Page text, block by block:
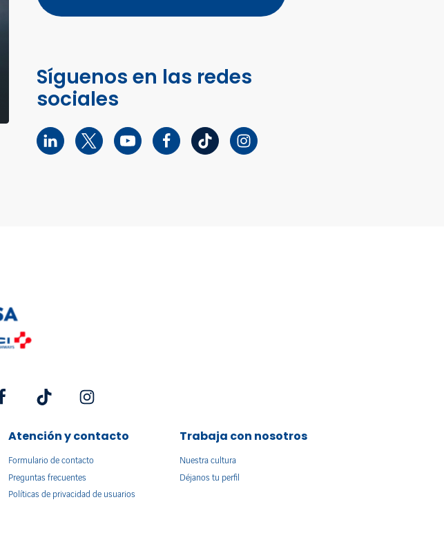
Síguenos en las redes
sociales
Atención y contacto
Formulario de contacto
Preguntas frecuentes
Políticas de privacidad de usuarios
Trabaja con nosotros
Nuestra cultura
Déjanos tu perfil